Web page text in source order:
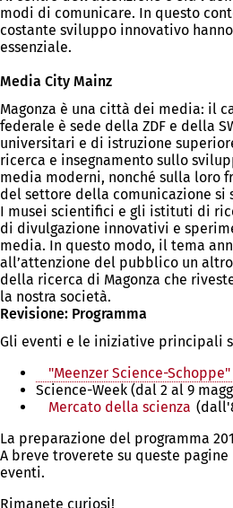
modi di comunicare. In questo
costante sviluppo innovativo
essenziale.
Media City Mainz
Magonza è una città dei media: il
federale è sede della ZDF e della
universitari e di istruzione
ricerca e insegnamento sullo
media moderni, nonché sulla loro
del settore della comunicazione si
I musei scientifici e gli istituti di
di divulgazione innovativi e
media. In questo modo, il tema
all’attenzione del pubblico un
della ricerca di Magonza che
la nostra società.
Revisione: Programma
Gli eventi e le iniziative principali
"Meenzer Science-Schoppe"
Science-Week (dal 2 al 9
Mercato della scienza
La preparazione del programma
A breve troverete su queste
eventi.
Rimanete curiosi!